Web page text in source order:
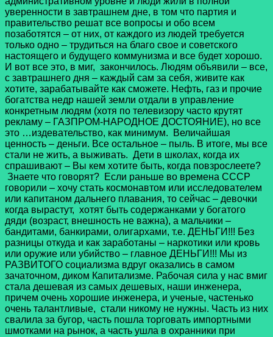
уверенности в завтрашнем дне, в том что партия и
правительство решат все вопросы и обо всем
позаботятся – от них, от каждого из людей требуется
только одно – трудиться на благо свое и советского
настоящего и будущего коммунизма и все будет хорошо.
И вот все это, в миг, закончилось. Людям объявили – все,
с завтрашнего дня – каждый сам за себя, живите как
хотите, зарабатывайте как сможете. Нефть, газ и прочие
богатства недр нашей земли отдали в управление
конкретным людям (хотя по телевизору часто крутят
рекламу – ГАЗПРОМ-НАРОДНОЕ ДОСТОЯНИЕ), но все
это …издевательство, как минимум. Величайшая
ценность – деньги. Все остальное – пыль. В итоге, мы все
стали не жить, а выживать. Дети в школах, когда их
спрашивают – Вы кем хотите быть, когда повзрослеете?
Знаете что говорят? Если раньше во времена СССР
говорили – хочу стать космонавтом или исследователем
или капитаном дальнего плавания, то сейчас – девочки
когда вырастут, хотят быть содержанками у богатого
дяди (возраст, внешность не важна), а мальчики –
бандитами, банкирами, олигархами, т.е. ДЕНЬГИ!!! Без
разницы откуда и как заработаны – наркотики или кровь
или оружие или убийство – главное ДЕНЬГИ!!! Мы из
РАЗВИТОГО социализма вдруг оказались в самом
зачаточном, диком Капитализме. Рабочая сила у нас вмиг
стала дешевая из самых дешевых, наши инженера,
причем очень хорошие инженера, и ученые, частенько
очень талантливые, стали никому не нужны. Часть из них
свалила за бугор, часть пошла торговать импортными
шмотками на рынок, а часть ушла в охранники при